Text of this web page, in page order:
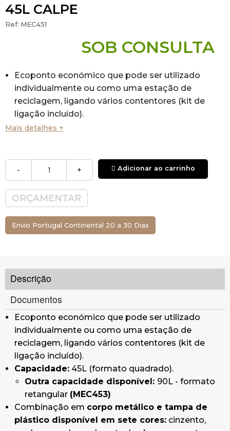
45L CALPE
Ref: MEC451
SOB CONSULTA
Ecoponto económico que pode ser utilizado
individualmente ou como uma estação de
reciclagem, ligando vários contentores (kit de
ligação incluído).
Capacidade:
Combinação em
corpo metálico e tampa de
plástico disponível em sete cores:cinzento,
verde, amarelo, azul, castanho, branco e preto.
Corpo:preto.
Outra cor disponível:branco.
Inclui autocolante com várias opções de
A fixação do saco é efetuada através do seu
bloqueio à tampa.
Pode ser fixado ao chão por meio de 2
parafusos de expansão M6 (não incluídos).
Acessórios (não incluídos):adesivo frontal e
parafusos para fixar o caixote do lixo ao chão.
Corpo em chapa de aço laminado a frio
galvanizado a quente de 1 mm, com
acabamento em pó de resina de poliéster
termoendurecível.
Tampa em material plástico (polipropileno)
com proteção UV.
Mais detalhes +
- + Adicionar ao carrinho
ORÇAMENTAR
Envio Portugal Continental 20 a 30 Dias
Descrição
Documentos
Ecoponto económico que pode ser utilizado
individualmente ou como uma estação de
reciclagem, ligando vários contentores (kit de
ligação incluído).
Capacidade:45L (formato quadrado).
Outra capacidade disponível: 90L - formato
retangular (MEC453)
Combinação em corpo metálico e tampa de
plástico disponível em sete cores:cinzento,